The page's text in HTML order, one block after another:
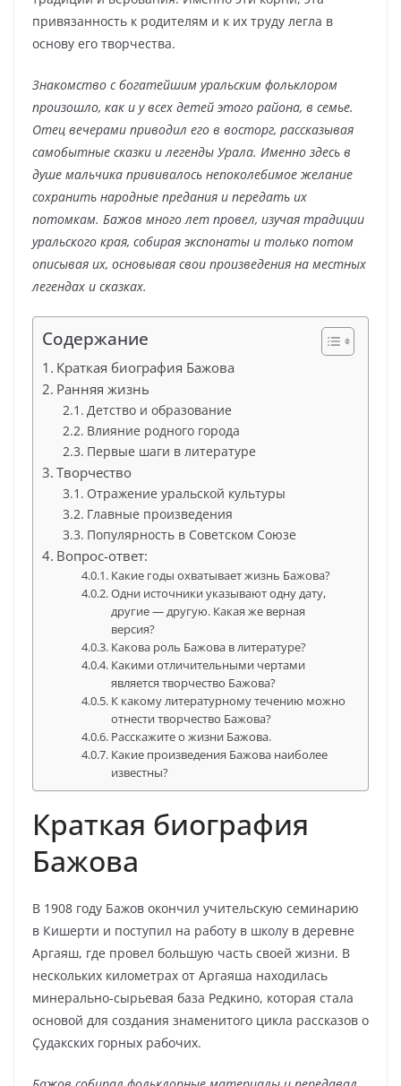
привязанность к родителям и к их труду легла в
основу его творчества.
Знакомство с богатейшим уральским фольклором
произошло, как и у всех детей этого района, в семье.
Отец вечерами приводил его в восторг, рассказывая
самобытные сказки и легенды Урала. Именно здесь в
душе мальчика прививалось непоколебимое желание
сохранить народные предания и передать их
потомкам. Бажов много лет провел, изучая традиции
уральского края, собирая экспонаты и только потом
описывая их, основывая свои произведения на местных
легендах и сказках.
Содержание
Краткая биография Бажова
Ранняя жизнь
Детство и образование
Влияние родного города
Первые шаги в литературе
Творчество
Отражение уральской культуры
Главные произведения
Популярность в Советском Союзе
Вопрос-ответ:
Какие годы охватывает жизнь Бажова?
Одни источники указывают одну дату,
другие — другую. Какая же верная
версия?
Какова роль Бажова в литературе?
Какими отличительными чертами
является творчество Бажова?
К какому литературному течению можно
отнести творчество Бажова?
Расскажите о жизни Бажова.
Какие произведения Бажова наиболее
известны?
Краткая биография
Бажова
В 1908 году Бажов окончил учительскую семинарию
в Кишерти и поступил на работу в школу в деревне
Аргаяш, где провел большую часть своей жизни. В
нескольких километрах от Аргаяша находилась
минерально-сырьевая база Редкино, которая стала
основой для создания знаменитого цикла рассказов о
Ҫудакских горных рабочих.